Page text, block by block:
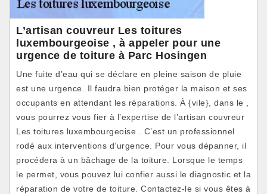
L’artisan couvreur Les toitures
luxembourgeoise , à appeler pour une
urgence de toiture à Parc Hosingen
Une fuite d’eau qui se déclare en pleine saison de pluie
est une urgence. Il faudra bien protéger la maison et ses
occupants en attendant les réparations. À {vile}, dans le ,
vous pourrez vous fier à l’expertise de l’artisan couvreur
Les toitures luxembourgeoise . C’est un professionnel
rodé aux interventions d’urgence. Pour vous dépanner, il
procédera à un bâchage de la toiture. Lorsque le temps
le permet, vous pouvez lui confier aussi le diagnostic et la
réparation de votre de toiture. Contactez-le si vous êtes à